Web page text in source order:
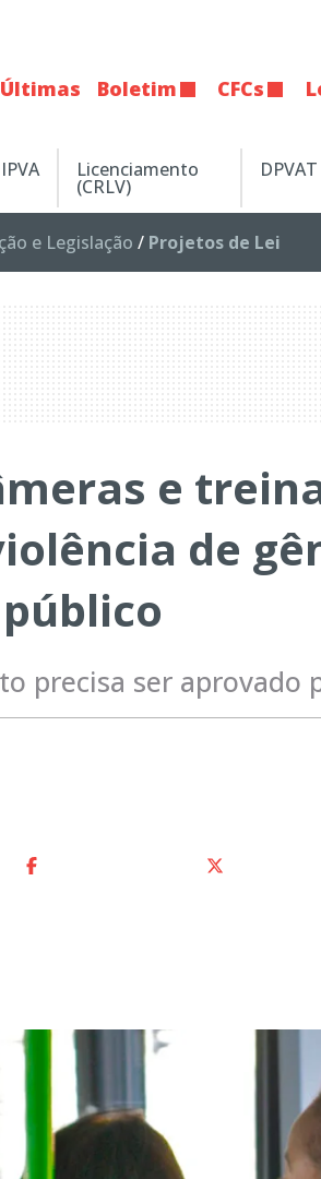
Últimas Boletim CFCs
IPVA Licenciamento
(CRLV)
DPVAT
e Legislação / Projetos de Lei
e
de
precisa ser aprovado